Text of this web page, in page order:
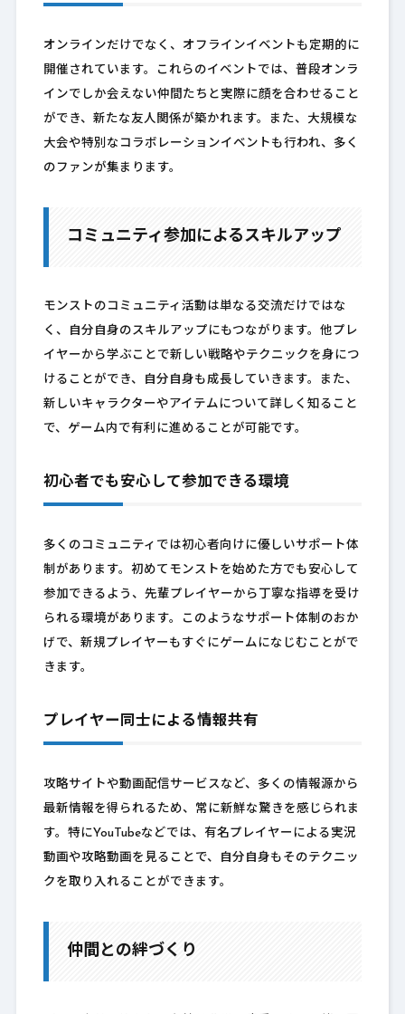
オンラインだけでなく、オフラインイベントも定期的に
開催されています。これらのイベントでは、普段オンラ
インでしか会えない仲間たちと実際に顔を合わせること
ができ、新たな友人関係が築かれます。また、大規模な
大会や特別なコラボレーションイベントも行われ、多く
のファンが集まります。
コミュニティ参加によるスキルアップ
モンストのコミュニティ活動は単なる交流だけではな
く、自分自身のスキルアップにもつながります。他プレ
イヤーから学ぶことで新しい戦略やテクニックを身につ
けることができ、自分自身も成長していきます。また、
新しいキャラクターやアイテムについて詳しく知ること
で、ゲーム内で有利に進めることが可能です。
初心者でも安心して参加できる環境
多くのコミュニティでは初心者向けに優しいサポート体
制があります。初めてモンストを始めた方でも安心して
参加できるよう、先輩プレイヤーから丁寧な指導を受け
られる環境があります。このようなサポート体制のおか
げで、新規プレイヤーもすぐにゲームになじむことがで
きます。
プレイヤー同士による情報共有
攻略サイトや動画配信サービスなど、多くの情報源から
最新情報を得られるため、常に新鮮な驚きを感じられま
す。特にYouTubeなどでは、有名プレイヤーによる実況
動画や攻略動画を見ることで、自分自身もそのテクニッ
クを取り入れることができます。
仲間との絆づくり